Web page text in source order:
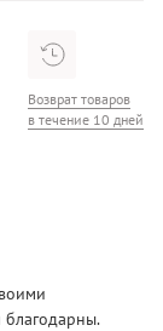
Возврат товаров
в течение 10 дней
благодарны.